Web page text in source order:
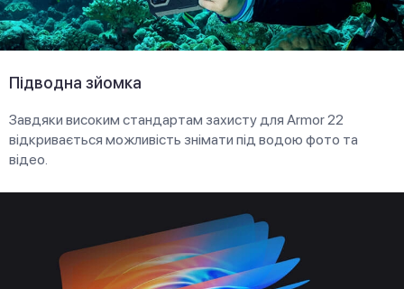
Підводна зйомка
Завдяки високим стандартам захисту для Armor 22
відкривається можливість знімати під водою фото та
відео.